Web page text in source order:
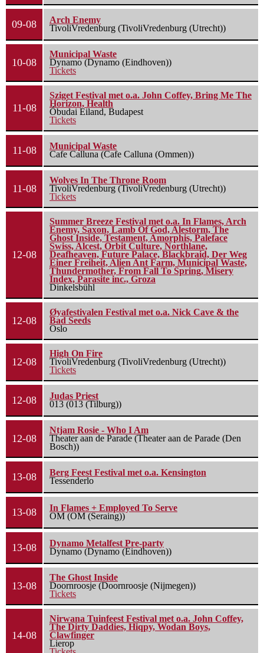
09-08
Arch Enemy
TivoliVredenburg (TivoliVredenburg (Utrecht))
10-08
Municipal Waste
Dynamo (Dynamo (Eindhoven))
Tickets
11-08
Sziget Festival met o.a. John Coffey, Bring Me The
Horizon, Health
Óbudai Eiland, Budapest
Tickets
11-08
Municipal Waste
Cafe Calluna (Cafe Calluna (Ommen))
11-08
Wolves In The Throne Room
TivoliVredenburg (TivoliVredenburg (Utrecht))
Tickets
12-08
Summer Breeze Festival met o.a. In Flames, Arch
Enemy, Saxon, Lamb Of God, Alestorm, The
Ghost Inside, Testament, Amorphis, Paleface
Swiss, Alcest, Orbit Culture, Northlane,
Deafheaven, Future Palace, Blackbraid, Der Weg
Einer Freiheit, Alien Ant Farm, Municipal Waste,
Thundermother, From Fall To Spring, Misery
Index, Parasite inc., Groza
Dinkelsbühl
12-08
Øyafestivalen Festival met o.a. Nick Cave & the
Bad Seeds
Oslo
12-08
High On Fire
TivoliVredenburg (TivoliVredenburg (Utrecht))
Tickets
12-08
Judas Priest
013 (013 (Tilburg))
12-08
Ntjam Rosie - Who I Am
Theater aan de Parade (Theater aan de Parade (Den
Bosch))
13-08
Berg Feest Festival met o.a. Kensington
Tessenderlo
13-08
In Flames + Employed To Serve
OM (OM (Seraing))
13-08
Dynamo Metalfest Pre-party
Dynamo (Dynamo (Eindhoven))
13-08
The Ghost Inside
Doornroosje (Doornroosje (Nijmegen))
Tickets
14-08
Nirwana Tuinfeest Festival met o.a. John Coffey,
The Dirty Daddies, Hiqpy, Wodan Boys,
Clawfinger
Lierop